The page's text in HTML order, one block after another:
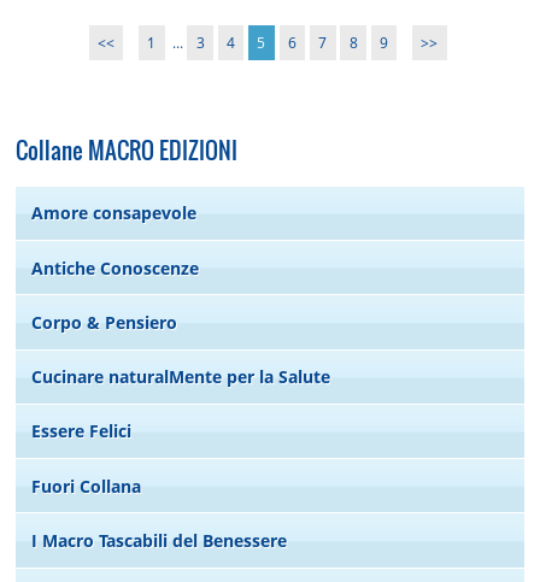
<< 1 ... 3 4 5 6 7 8 9 >>
Collane MACRO EDIZIONI
Amore consapevole
Antiche Conoscenze
Corpo & Pensiero
Cucinare naturalMente per la Salute
Essere Felici
Fuori Collana
I Macro Tascabili del Benessere